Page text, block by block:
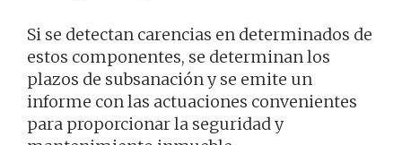
Si se detectan carencias en determinados de
estos componentes, se determinan los
plazos de subsanación y se emite un
informe con las actuaciones convenientes
para proporcionar la seguridad y